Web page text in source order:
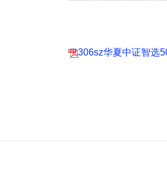
306sz华夏中证智选